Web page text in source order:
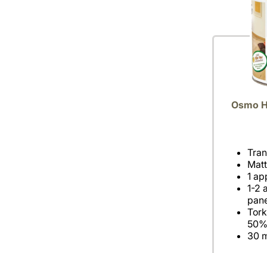
Osmo
1-2
30